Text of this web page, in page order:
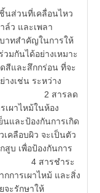
นที่เคลื่อนไหว
ล์ว และเพลา
าทสำคัญในการให้
มกันได้อย่างเหมาะ
ะสึกกร่อน ที่จะ
างเช่น ระหว่าง
เบี้ยว 2 สารลด
ผาไหม้ในห้อง
นและป้องกันการเกิด
อบผิว จะเป็นตัว
สูบ เพื่อป้องกันการ
หม้ 4 สารชำระ
กการเผาไหม้ และสิ่ง
จะรักษาให้